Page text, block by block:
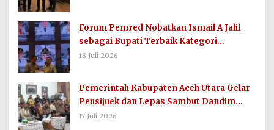
Forum Pemred Nobatkan Ismail A Jalil
sebagai Bupati Terbaik Kategori
Komunikasi dan Informasi Publik
18 Juli 2026
Pemerintah Kabupaten Aceh Utara Gelar
Peusijuek dan Lepas Sambut Dandim
0103/AUT
17 Juli 2026